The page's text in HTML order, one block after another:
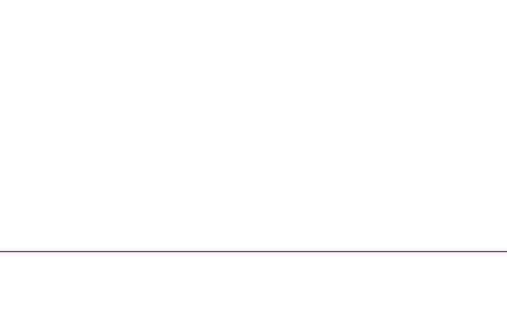
opens in a new window)
link, opens in a new window)